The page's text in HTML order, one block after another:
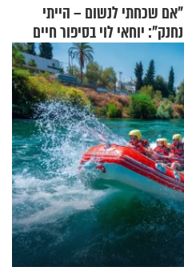
"אם שכחתי לנשום – הייתי
נחנק": יוחאי לוי בסיפור חיים
מעורר השראה